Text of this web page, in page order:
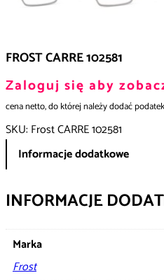
FROST CARRE 102581
Zaloguj się aby
cena netto, do której należy dodać
SKU: Frost CARRE 102581
Informacje dodatkowe
INFORMACJE
Marka
Frost